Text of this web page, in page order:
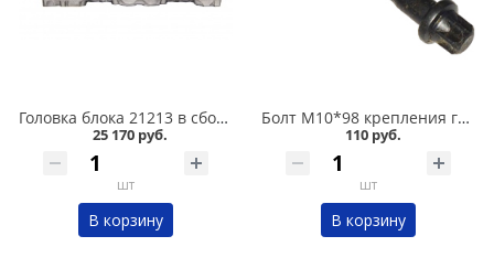
Головка блока 21213 в сборе в Кургане
25 170 руб.
шт
В корзину
Болт М10*98 крепления головки блока 2112 нового образца/звездочка/ в Кургане
110 руб.
шт
В корзину